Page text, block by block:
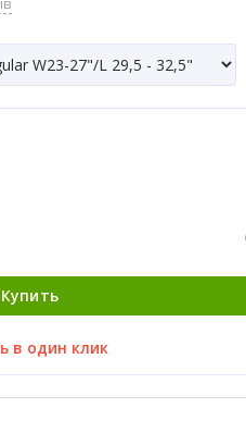
Купить
в один клик